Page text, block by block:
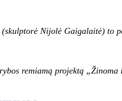
Nijolė Gaigalaitė) to
remiamą projektą